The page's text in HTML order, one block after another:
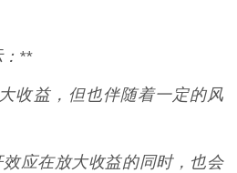
**
收益，但也伴随着一定的风
应在放大收益的同时，也会